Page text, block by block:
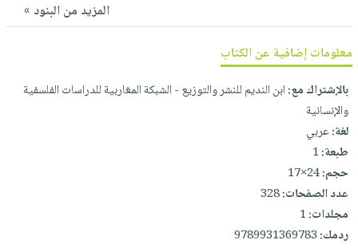
نيل
وفرات
انشر
كتابك
تواصل
معنا
المزيد من البنود »
معلومات إضافية عن الكتاب
بالإشتراك مع:ابن النديم للنشر والتوزيع - الشبكة المغاربية للدراسات الفلسفية
والإنسانية
لغة:عربي
طبعة:1
حجم:24×17
عدد الصفحات:328
مجلدات:1
ردمك:9789931369783